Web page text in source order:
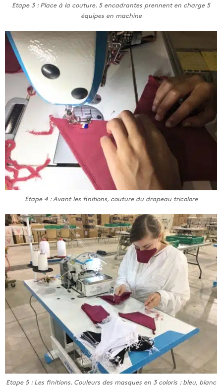
Etape 3 : Place à la couture. 5 encadrantes prennent en charge 5
équipes en machine
Etape 4 : Avant les finitions, couture du drapeau tricolore
Etape 5 : Les finitions. Couleurs des masques en 3 coloris : bleu, blanc